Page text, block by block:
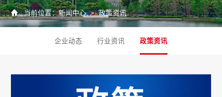
 当前位置：新闻中心 > 政策资讯
企业动态 行业资讯 政策资讯